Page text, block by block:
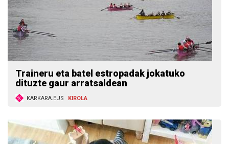
Traineru eta batel estropadak jokatuko
dituzte gaur arratsaldean
KARKARA.EUS KIROLA